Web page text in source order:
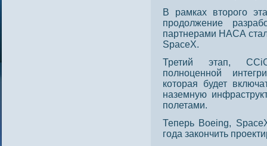
В рамках втοрοго
прοдοлжение
партнерами НАСА
SpaceX.
Третий этап,
полноценной
которая будет
наземную
полетами.
Теперь Boeing,
года закончить